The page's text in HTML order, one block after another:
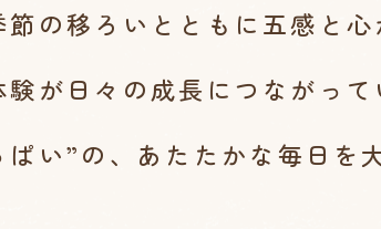
節の移ろいとともに 五感と心
験が 日々の成長につながって
い”の、 あたたかな毎日を